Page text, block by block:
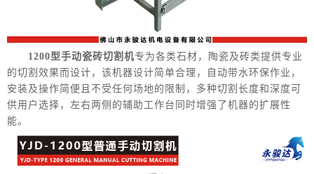
1200型手动瓷砖切割机专为各类石材，陶瓷及砖类提供专业
的切割效果而设计，该机器设计简单合理，自动带水环保作业，
安装及操作简便且不受任何场地的限制，多种切割长度和深度可
供用户选择，左右两侧的辅助工作台同时增强了机器的扩展性
能。